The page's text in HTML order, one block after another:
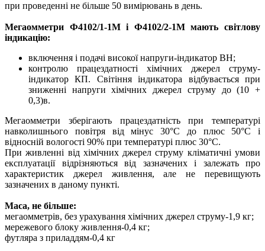
при проведенні не більше 50 вимірювань в день.
Мегаомметри Ф4102/1-1М і Ф4102/2-1М мають світлову
індикацію:
включення і подачі високої напруги-індикатор ВН;
контролю працездатності хімічних джерел струму-
індикатор КП. Світіння індикатора відбувається при
зниженні напруги хімічних джерел струму до (10 +
0,3)в.
Мегаомметри зберігають працездатність при температурі
навколишнього повітря від мінус 30°С до плюс 50°С і
відносній вологості 90% при температурі плюс 30°С.
При живленні від хімічних джерел струму кліматичні умови
експлуатації відрізняються від зазначених і залежать про
характеристик джерел живлення, але не перевищують
зазначених в даному пункті.
Маса, не більше:
мегаомметрів, без урахування хімічних джерел струму-1,9 кг;
мережевого блоку живлення-0,4 кг;
футляра з приладдям-0,4 кг